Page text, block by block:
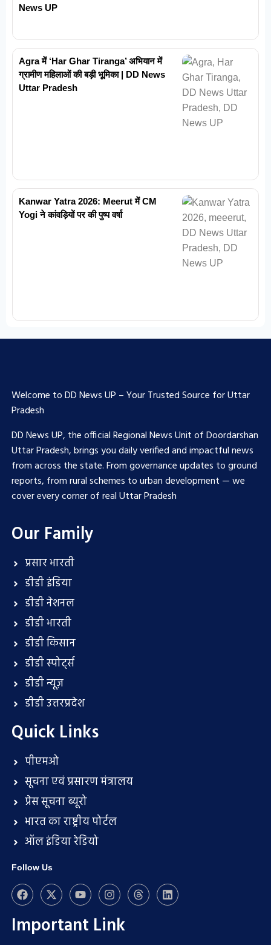
News UP
Agra में ‘Har Ghar Tiranga’ अभियान में
ग्रामीण महिलाओं की बड़ी भूमिका | DD News
Uttar Pradesh
Kanwar Yatra 2026: Meerut में CM
Yogi ने कांवड़ियों पर की पुष्प वर्षा
Welcome to DD News UP – Your Trusted Source for Uttar
Pradesh
DD News UP, the official Regional News Unit of Doordarshan
Uttar Pradesh, brings you daily verified and impactful news
from across the state. From governance updates to ground
reports, from rural schemes to urban development — we
cover every corner of real Uttar Pradesh
Our Family
प्रसार भारती
डीडी इंडिया
डीडी नेशनल
डीडी भारती
डीडी किसान
डीडी स्पोर्ट्स
डीडी न्यूज़
डीडी उत्तरप्रदेश
Quick Links
पीएमओ
सूचना एवं प्रसारण मंत्रालय
प्रेस सूचना ब्यूरो
भारत का राष्ट्रीय पोर्टल
ऑल इंडिया रेडियो
Follow Us
Important Link